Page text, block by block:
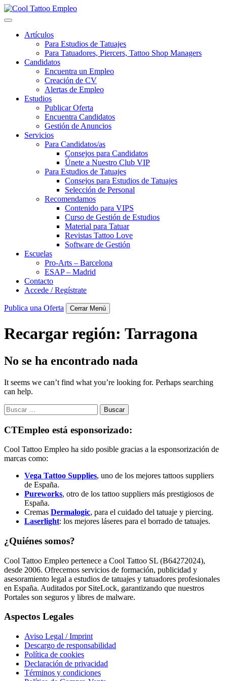
Skip
to
Artículos
Para Estudios de Tatuajes
Para Tatuadores, Piercers, Tattoo Shop Managers
Candidatos
Encuentra un Empleo
Creación de CV
Alertas de Empleo
Estudios
Publicar Oferta
Encuentra Candidatos
Gestión de Anuncios
Servicios
Para Candidatos/as
Consejos para Candidatos
Únete a Nuestro Club VIP
Para Estudios de Tatuajes
Consejos para Estudios de Tatuajes
Selección de Personal
Recomendamos
Contenido para VIPS
Curso de Gestión de Estudios
Material para Tatuar
Revistas Tattoo Love
Software de Gestión
Escuelas
Pro-Arts – Barcelona
ESAP – Madrid
Contacto
Accede / Regístrate
Publica una Oferta Cerrar Menú
Recargar región: Tarragona
No se ha encontrado nada
It seems we can’t find what you’re looking for. Perhaps searching
can help.
Buscar:
CTEmpleo está esponsorizado:
Cool Tattoo Empleo ha sido posible gracias a la esponsorización de
marcas como:
Vega Tattoo Supplies, uno de los mejores tattoos suppliers
de España.
Pureworks, otro de los tattoo suppliers más prestigiosos de
España.
Cremas Dermalogic, para el cuidado del tatuaje y piercing.
Laserlight: los mejores láseres para el borrado de tatuajes.
¿Quiénes somos?
Cool Tattoo Empleo pertenece a Cool Tattoo SL (B64272024),
desde 2006. Ofrecemos servicios de formación, publicidad y
asesoramiento legal a estudios de tatuajes y tatuadores profesionales
en España. Auditados por SiteLock, garantizando que nuestros
Portales son seguros y libres de malware.
Aspectos Legales
Aviso Legal / Imprint
Descargo de responsabilidad
Política de cookies
Declaración de privacidad
Términos y condiciones